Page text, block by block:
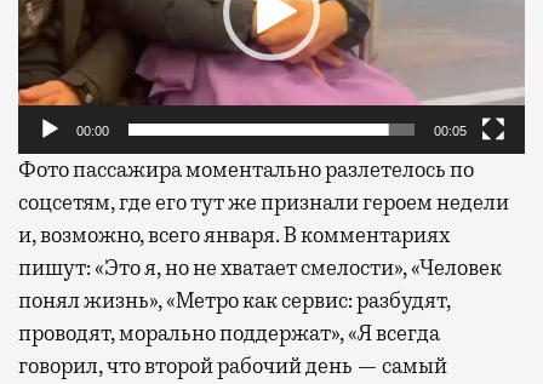
00:00 00:05
Фото пассажира моментально разлетелось по
соцсетям, где его тут же признали героем недели
и, возможно, всего января. В комментариях
пишут: «Это я, но не хватает смелости», «Человек
понял жизнь», «Метро как сервис: разбудят,
проводят, морально поддержат», «Я всегда
говорил, что второй рабочий день — самый